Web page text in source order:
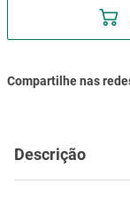
Descrição